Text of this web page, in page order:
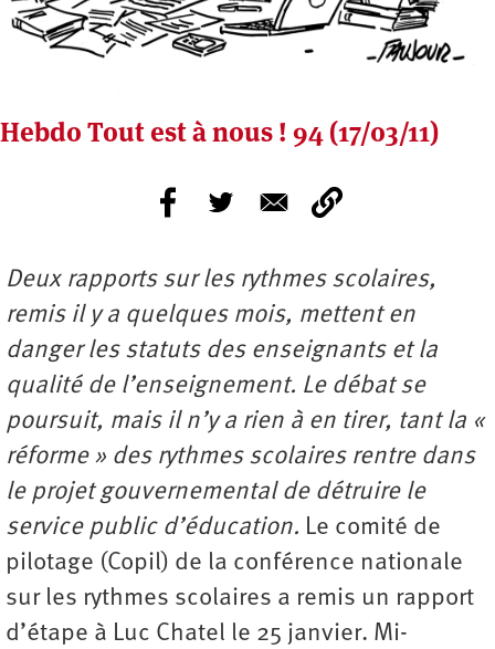
Hebdo Tout est à nous ! 94 (17/03/11)
Deux rapports sur les rythmes scolaires,
remis il y a quelques mois, mettent en
danger les statuts des enseignants et la
qualité de l’enseignement. Le débat se
poursuit, mais il n’y a rien à en tirer, tant la «
réforme » des rythmes scolaires rentre dans
le projet gouvernemental de détruire le
service public d’éducation. Le comité de
pilotage (Copil) de la conférence nationale
sur les rythmes scolaires a remis un rapport
d’étape à Luc Chatel le 25 janvier. Mi-